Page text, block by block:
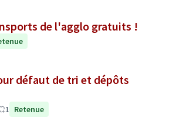
de l'agglo gratuits !
défaut de tri et dépôts
1 Retenue